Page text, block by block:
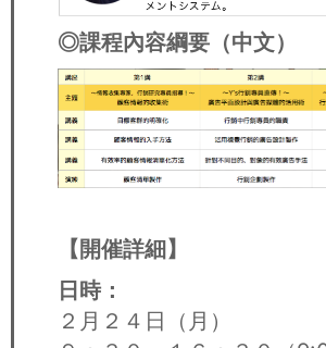
◎課程內容綱要（中文）
【開催詳細】
日時：
２月２４日（月）